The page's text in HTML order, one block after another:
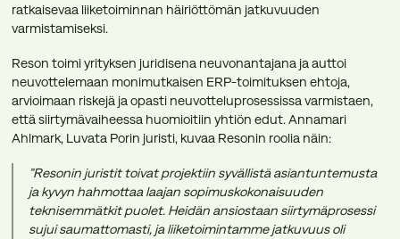
ratkaisevaa liiketoiminnan häiriöttömän jatkuvuuden
varmistamiseksi.
Reson toimi yrityksen juridisena neuvonantajana ja auttoi
neuvottelemaan monimutkaisen ERP-toimituksen ehtoja,
arvioimaan riskejä ja opasti neuvotteluprosessissa varmistaen,
että siirtymävaiheessa huomioitiin yhtiön edut. Annamari
Ahlmark, Luvata Porin juristi, kuvaa Resonin roolia näin:
”Resonin juristit toivat projektiin syvällistä asiantuntemusta
ja kyvyn hahmottaa laajan sopimuskokonaisuuden
teknisemmätkit puolet. Heidän ansiostaan siirtymäprosessi
sujui saumattomasti, ja liiketoimintamme jatkuvuus oli